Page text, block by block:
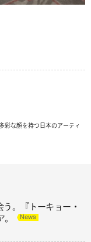
な顔を持つ日本のアーティ
。『トーキョー・
News